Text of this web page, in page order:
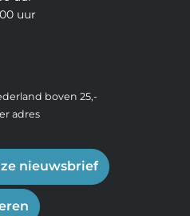
uur
boven 25,-
adres
nieuwsbrief